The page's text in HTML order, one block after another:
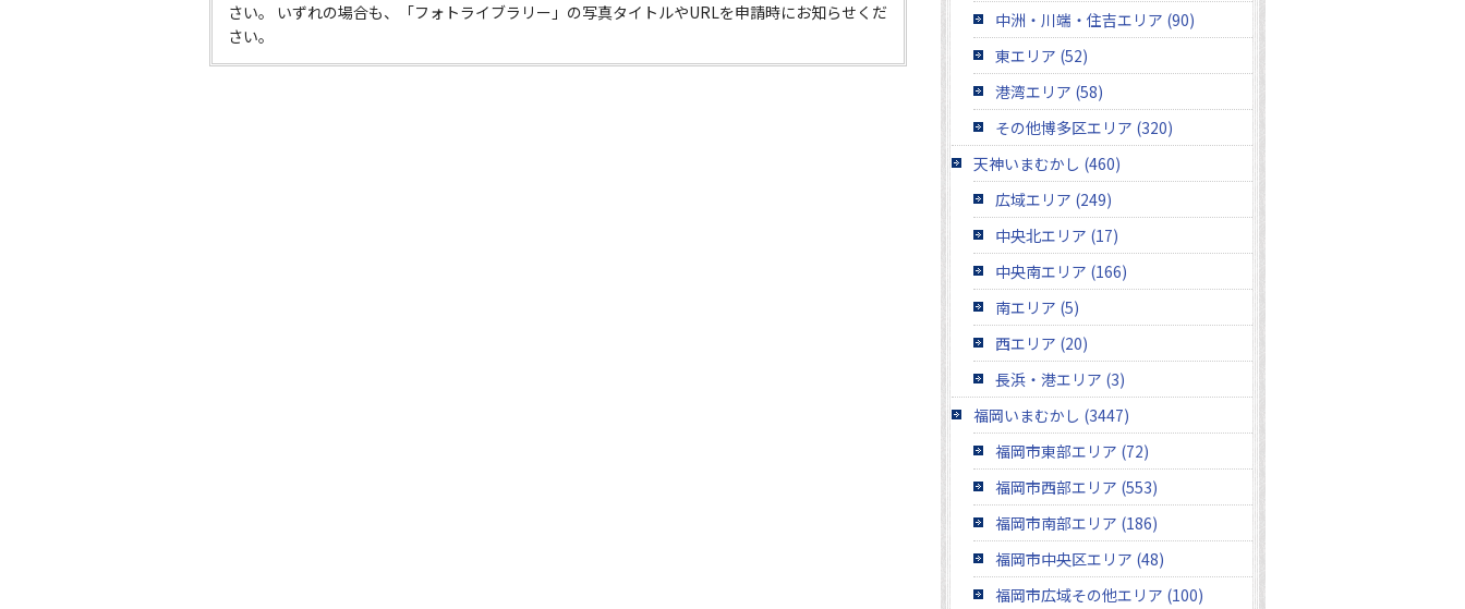
さい。 いずれの場合も、「フォトライブラリー」の写真タイトルやURLを申請時にお知らせくだ
さい。
中洲・川端・住吉エリア (90)
東エリア (52)
港湾エリア (58)
その他博多区エリア (320)
天神いまむかし (460)
広域エリア (249)
中央北エリア (17)
中央南エリア (166)
南エリア (5)
西エリア (20)
長浜・港エリア (3)
福岡いまむかし (3447)
福岡市東部エリア (72)
福岡市西部エリア (553)
福岡市南部エリア (186)
福岡市中央区エリア (48)
福岡市広域その他エリア (100)